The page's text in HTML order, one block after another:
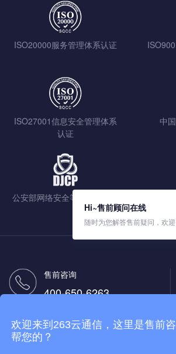
ISO20000服务管理体系认证
ISO27001信息安全管理体系
认证
中
公安部网络安全等级保护认证
售前咨询
400-650-6263
400-650-9263
Hi~售前顾问在线
随时为您解答售前疑问，欢
欢迎来到263云通信，这里是售前
帮您的？